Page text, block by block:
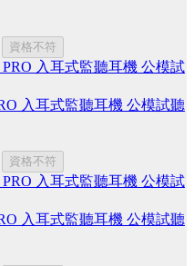
資格不符
入耳式監聽耳機 公模試聽
資格不符
入耳式監聽耳機 公模試聽